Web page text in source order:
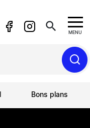
search MENU
Bons plans